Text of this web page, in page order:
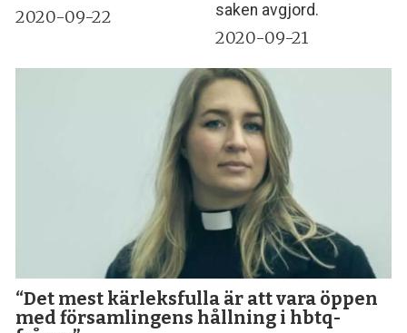
2020-09-22
saken avgjord.
2020-09-21
“Det mest kärleksfulla är att vara öppen
med församlingens hållning i hbtq-